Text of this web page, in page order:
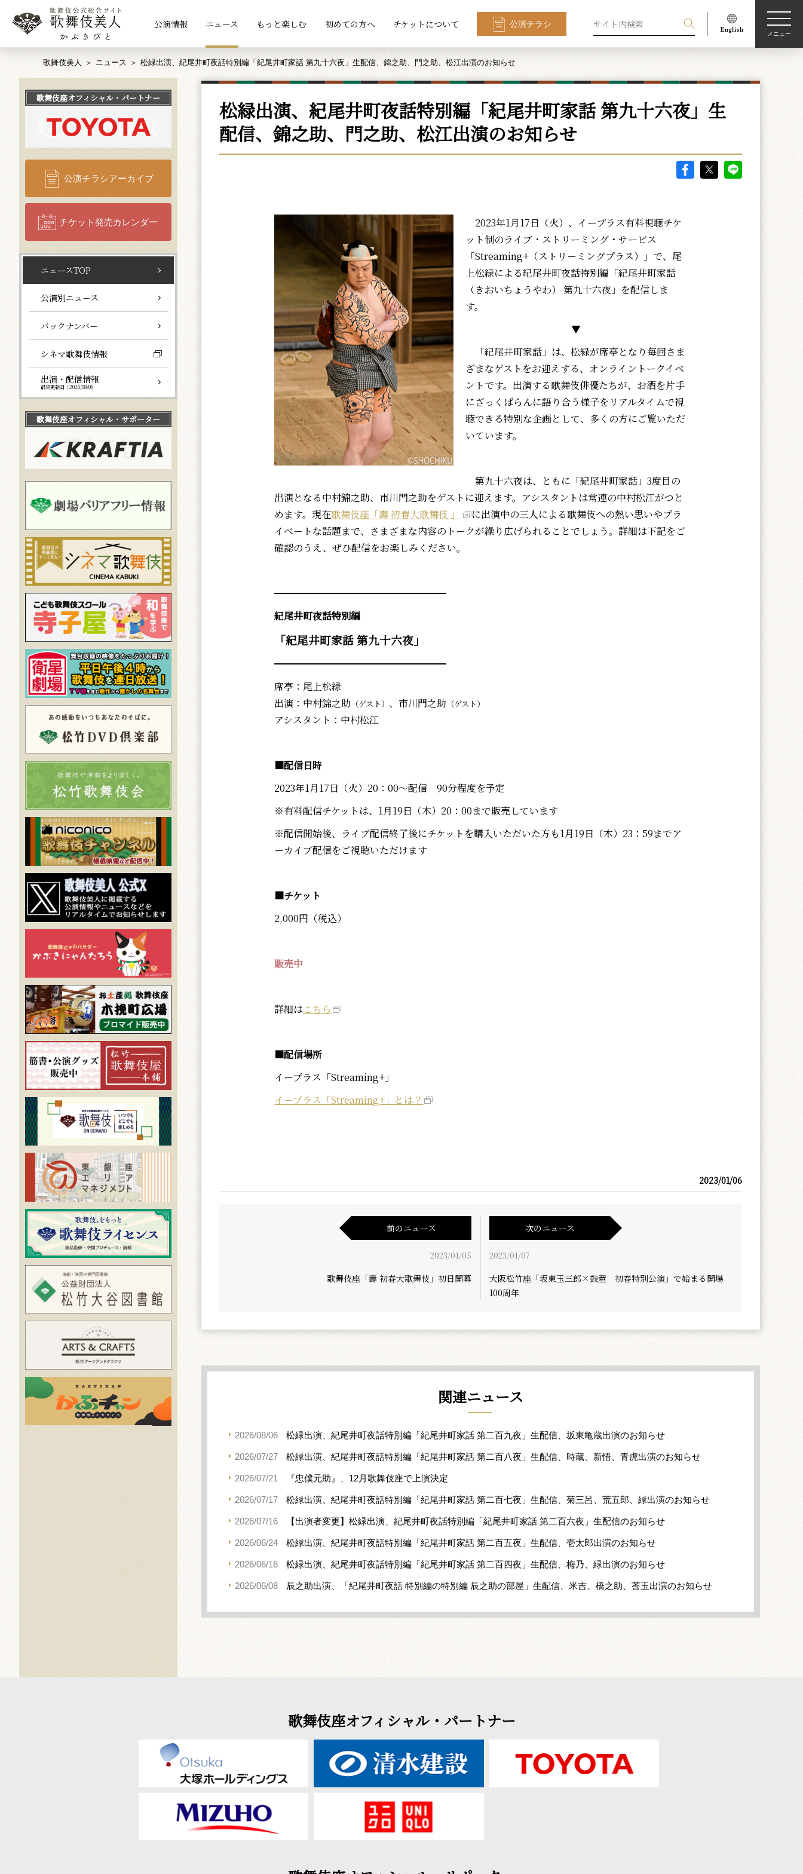
公演情報 ニュース もっと楽しむ 初めての方へ チケットについて 公演チラシ
メニュー
歌舞伎美人 ニュース 松緑出演、紀尾井町夜話特別編「紀尾井町家話 第九十六夜」生配信、錦之助、門之助、松江出演のお知らせ
松緑出演、紀尾井町夜話特別編「紀尾井町家話 第九十六夜」生
配信、錦之助、門之助、松江出演のお知らせ
2023年1月17日（火）、イープラス有料視聴チケ
ット制のライブ・ストリーミング・サービス
「Streaming+（ストリーミングプラス）」で、尾
上松緑による紀尾井町夜話特別編「紀尾井町家話
（きおいちょうやわ） 第九十六夜」を配信しま
す。
▼
「紀尾井町家話」は、松緑が席亭となり毎回さま
ざまなゲストをお迎えする、オンライントークイベ
ントです。出演する歌舞伎俳優たちが、お酒を片手
にざっくばらんに語り合う様子をリアルタイムで視
聴できる特別な企画として、多くの方にご覧いただ
いています。
第九十六夜は、ともに「紀尾井町家話」3度目の
出演となる中村錦之助、市川門之助をゲストに迎えます。アシスタントは常連の中村松江がつと
めます。現在歌舞伎座「壽 初春大歌舞伎 」
に出演中の三人による歌舞伎への熱い思いやプラ
イベートな話題まで、さまざまな内容のトークが繰り広げられることでしょう。詳細は下記をご
確認のうえ、ぜひ配信をお楽しみください。
━━━━━━━━━━━━━━━━━━
紀尾井町夜話特別編
「紀尾井町家話 第九十六夜」
━━━━━━━━━━━━━━━━━━
席亭：尾上松緑
出演：中村錦之助 （ゲスト）、市川門之助 （ゲスト）
アシスタント：中村松江
■配信日時
2023年1月17日（火）20：00～配信 90分程度を予定
※有料配信チケットは、1月19日（木）20：00まで販売しています
※配信開始後、ライブ配信終了後にチケットを購入いただいた方も1月19日（木）23：59までア
ーカイブ配信をご視聴いただけます
■チケット
2,000円（税込）
販売中
詳細はこちら
■配信場所
イープラス「Streaming+」
イープラス「Streaming+」とは？
2023/01/06
前のニュース
2023/01/05
歌舞伎座「壽 初春大歌舞伎」初日開幕
次のニュース
2023/01/07
大阪松竹座「坂東玉三郎×鼓童 初春特別公演」で始まる開場
100周年
関連ニュース
2026/08/06 松緑出演、紀尾井町夜話特別編「紀尾井町家話 第二百九夜」生配信、坂東亀蔵出演のお知らせ
2026/07/27 松緑出演、紀尾井町夜話特別編「紀尾井町家話 第二百八夜」生配信、時蔵、新悟、青虎出演のお知らせ
2026/07/21 『忠僕元助』、12月歌舞伎座で上演決定
2026/07/17 松緑出演、紀尾井町夜話特別編「紀尾井町家話 第二百七夜」生配信、菊三呂、荒五郎、緑出演のお知らせ
2026/07/16 【出演者変更】松緑出演、紀尾井町夜話特別編「紀尾井町家話 第二百六夜」生配信のお知らせ
2026/06/24 松緑出演、紀尾井町夜話特別編「紀尾井町家話 第二百五夜」生配信、壱太郎出演のお知らせ
2026/06/16 松緑出演、紀尾井町夜話特別編「紀尾井町家話 第二百四夜」生配信、梅乃、緑出演のお知らせ
2026/06/08 辰之助出演、「紀尾井町夜話 特別編の特別編 辰之助の部屋」生配信、米吉、橋之助、莟玉出演のお知らせ
歌舞伎座オフィシャル・パートナー
公演チラシアーカイブ
チケット発売カレンダー
ニュースTOP
公演別ニュース
バックナンバー
シネマ歌舞伎情報
出演・配信情報
最終更新日：2026/08/06
歌舞伎座オフィシャル・サポーター
歌舞伎座オフィシャル・パートナー